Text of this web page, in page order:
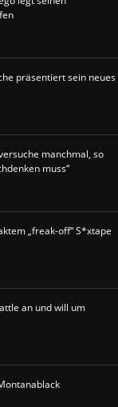
präsentiert sein neues
manchmal, so
muss“
„freak-off“ S*xtape
an und will um